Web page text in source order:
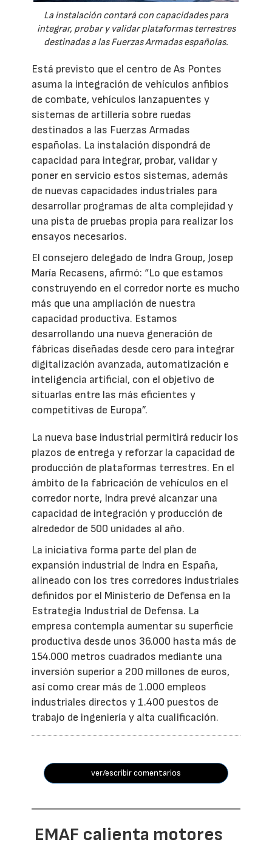
La instalación contará con capacidades para
integrar, probar y validar plataformas terrestres
destinadas a las Fuerzas Armadas españolas.
Está previsto que el centro de As Pontes
asuma la integración de vehículos anfibios
de combate, vehículos lanzapuentes y
sistemas de artillería sobre ruedas
destinados a las Fuerzas Armadas
españolas. La instalación dispondrá de
capacidad para integrar, probar, validar y
poner en servicio estos sistemas, además
de nuevas capacidades industriales para
desarrollar programas de alta complejidad y
una pista de pruebas propia para realizar los
ensayos necesarios.
El consejero delegado de Indra Group, Josep
María Recasens, afirmó: “Lo que estamos
construyendo en el corredor norte es mucho
más que una ampliación de nuestra
capacidad productiva. Estamos
desarrollando una nueva generación de
fábricas diseñadas desde cero para integrar
digitalización avanzada, automatización e
inteligencia artificial, con el objetivo de
situarlas entre las más eficientes y
competitivas de Europa”.
La nueva base industrial permitirá reducir los
plazos de entrega y reforzar la capacidad de
producción de plataformas terrestres. En el
ámbito de la fabricación de vehículos en el
corredor norte, Indra prevé alcanzar una
capacidad de integración y producción de
alrededor de 500 unidades al año.
La iniciativa forma parte del plan de
expansión industrial de Indra en España,
alineado con los tres corredores industriales
definidos por el Ministerio de Defensa en la
Estrategia Industrial de Defensa. La
empresa contempla aumentar su superficie
productiva desde unos 36.000 hasta más de
154.000 metros cuadrados mediante una
inversión superior a 200 millones de euros,
así como crear más de 1.000 empleos
industriales directos y 1.400 puestos de
trabajo de ingeniería y alta cualificación.
ver/escribir comentarios
EMAF calienta motores